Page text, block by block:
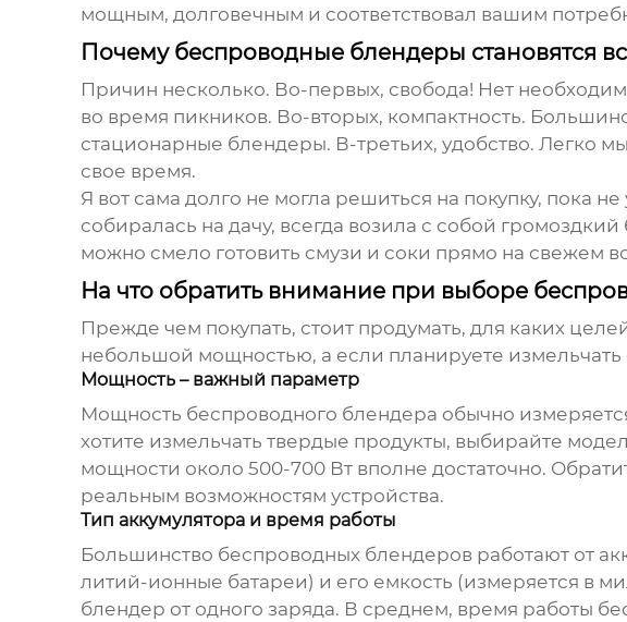
мощным, долговечным и соответствовал вашим
Почему беспроводные блендеры становятся
Причин несколько. Во-первых, свобода! Нет
во время пикников. Во-вторых, компактность.
стационарные блендеры. В-третьих, удобство. Легко
свое время.
Я вот сама долго не могла решиться на покупку, пока
собиралась на дачу, всегда возила с собой
можно смело готовить смузи и соки прямо на свежем
На что обратить внимание при выборе
Прежде чем покупать, стоит продумать, для каких
небольшой мощностью, а если планируете
Мощность – важный параметр
Мощность беспроводного блендера обычно
хотите измельчать твердые продукты, выбирайте
мощности около 500-700 Вт вполне достаточно.
реальным возможностям устройства.
Тип аккумулятора и время работы
Большинство беспроводных блендеровработают от
литий-ионные батареи) и его емкость (измеряется в
блендер от одного заряда. В среднем, время работы